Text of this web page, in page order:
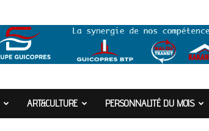
ART&CULTURE PERSONNALITÉ DU MOIS